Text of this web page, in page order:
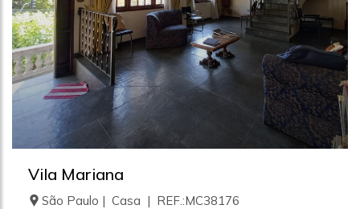
Vila Mariana
São Paulo | Casa | REF.:MC38176